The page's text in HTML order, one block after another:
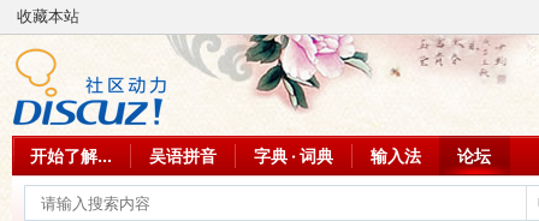
收藏本站
开始了解... 吴语拼音 字典 · 词典 输入法 论坛